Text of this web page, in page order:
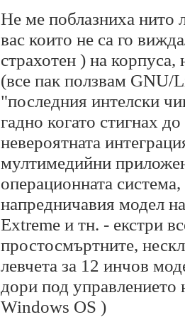
Не ме поблазниха нито
вас които не са го
страхотен ) на корпуса,
(все пак ползвам GNU/
"последния интелски
гадно когато стигнах
невероятната
мултимедийни
операционната
напредничавия модел
Extreme и тн. - екстри
простосмъртните,
левчета за 12 инчов
дори под управлението
Windows OS )